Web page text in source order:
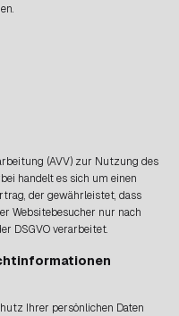
(AVV) zur Nutzung des
handelt es sich um einen
der gewährleistet, dass
Websitebesucher nur nach
DSGVO verarbeitet.
Ihrer persönlichen Daten